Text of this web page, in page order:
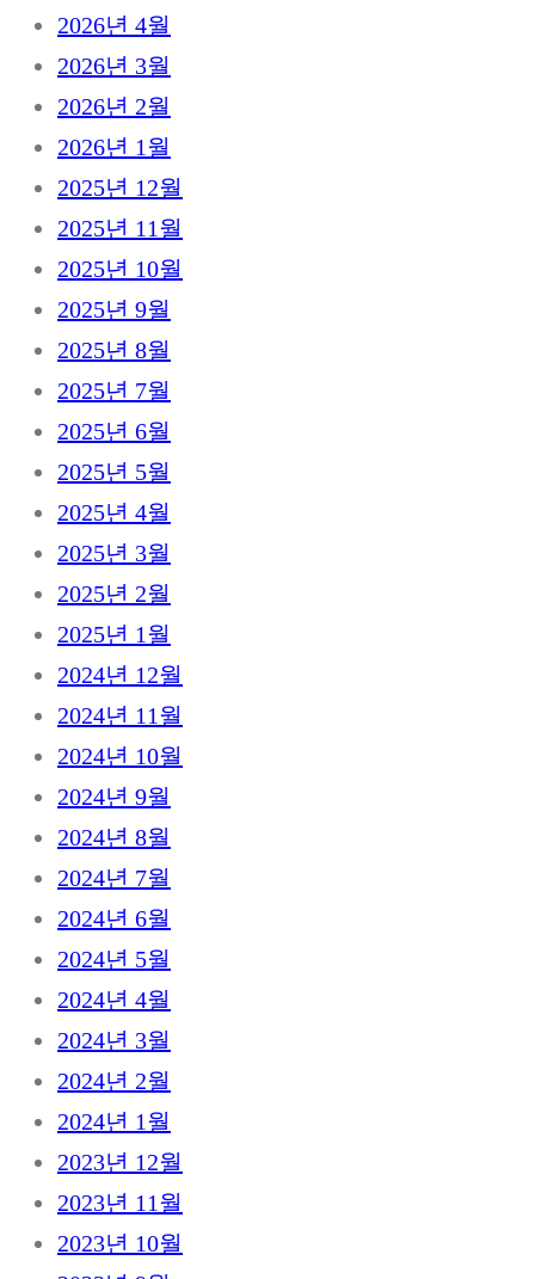
2026년 4월
2026년 3월
2026년 2월
2026년 1월
2025년 12월
2025년 11월
2025년 10월
2025년 9월
2025년 8월
2025년 7월
2025년 6월
2025년 5월
2025년 4월
2025년 3월
2025년 2월
2025년 1월
2024년 12월
2024년 11월
2024년 10월
2024년 9월
2024년 8월
2024년 7월
2024년 6월
2024년 5월
2024년 4월
2024년 3월
2024년 2월
2024년 1월
2023년 12월
2023년 11월
2023년 10월